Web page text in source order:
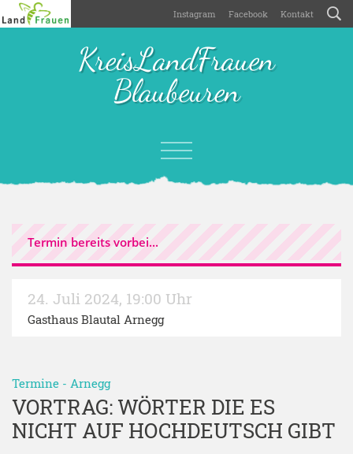
Instagram Facebook Kontakt
KreisLandFrauen
Blaubeuren
Termin bereits vorbei...
24. Juli 2024, 19:00 Uhr
Gasthaus Blautal Arnegg
Termine - Arnegg
VORTRAG: WÖRTER DIE ES
NICHT AUF HOCHDEUTSCH GIBT